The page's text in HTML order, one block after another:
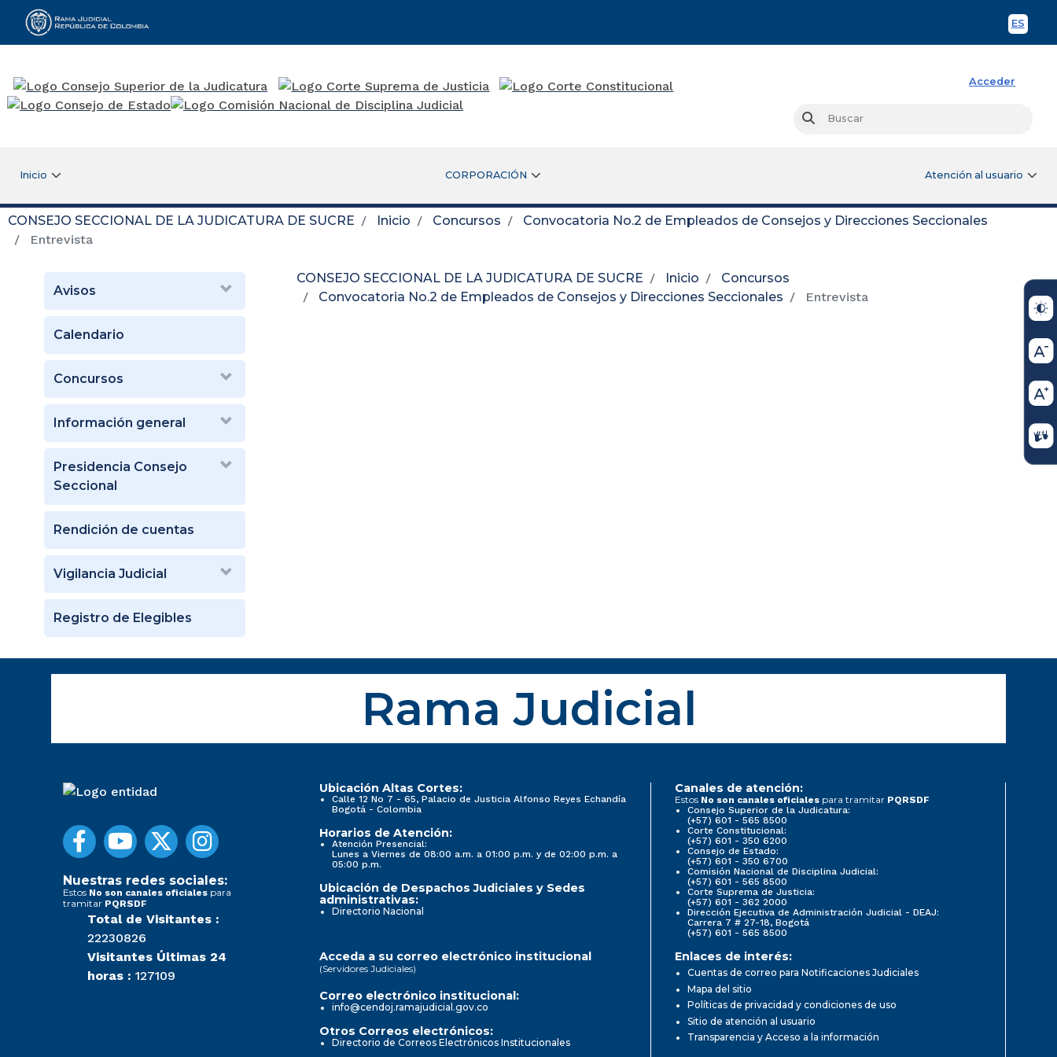
ES
Rama Judicial
Acceder
Buscar
Inicio CORPORACIÓN Atención al usuario
CONSEJO SECCIONAL DE LA JUDICATURA DE SUCRE Inicio Concursos
Convocatoria No.2 de Empleados de Consejos y Direcciones Seccionales
Entrevista
Avisos
Calendario
Concursos
Información general
Presidencia Consejo
Seccional
Rendición de cuentas
Vigilancia Judicial
Registro de Elegibles
CONSEJO SECCIONAL DE LA JUDICATURA DE SUCRE Inicio
Concursos
Convocatoria No.2 de Empleados de Consejos y Direcciones Seccionales
Entrevista
Rama Judicial
Nuestras redes sociales:
Estos No son canales oficiales para
tramitar PQRSDF
Total de Visitantes :
22230826
Visitantes Últimas 24
horas : 127109
Ubicación Altas Cortes:
Calle 12 No 7 - 65, Palacio de Justicia Alfonso Reyes Echandía
Bogotá - Colombia
Horarios de Atención:
Atención Presencial:
Lunes a Viernes de 08:00 a.m. a 01:00 p.m. y de 02:00 p.m. a
05:00 p.m.
Ubicación de Despachos Judiciales y Sedes
administrativas:
Directorio Nacional
Canales de atención:
Estos No son canales oficiales para tramitar PQRSDF
Consejo Superior de la Judicatura:
(+57) 601 - 565 8500
Corte Constitucional:
(+57) 601 - 350 6200
Consejo de Estado:
(+57) 601 - 350 6700
Comisión Nacional de Disciplina Judicial:
(+57) 601 - 565 8500
Corte Suprema de Justicia:
(+57) 601 - 362 2000
Dirección Ejecutiva de Administración Judicial - DEAJ:
Carrera 7 # 27-18, Bogotá
(+57) 601 - 565 8500
Acceda a su correo electrónico institucional
(Servidores Judiciales)
Correo electrónico institucional:
info@cendoj.ramajudicial.gov.co
Otros Correos electrónicos:
Directorio de Correos Electrónicos Institucionales
Enlaces de interés:
Cuentas de correo para Notificaciones Judiciales
Mapa del sitio
Políticas de privacidad y condiciones de uso
Sitio de atención al usuario
Transparencia y Acceso a la información